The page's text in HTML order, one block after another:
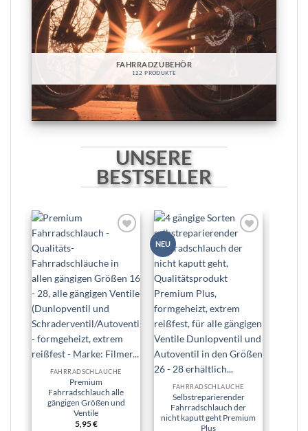
FAHRRADZUBEHÖR
122 PRODUKTE
UNSERE
BESTSELLER
hinzufügen
FAHRRADSCHLÄUCHE
Premium
Fahrradschlauch alle
gängigen Größen und
Ventile
5,95€
NEU
Wunschliste
hinzufügen
FAHRRADSCHLÄUCHE
Selbstreparierender
Fahrradschlauch der
nicht kaputt geht Premium
Plus